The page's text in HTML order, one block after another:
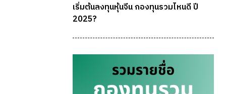
เริ่มต้นลงทุนหุ้นจีน กองทุนรวมไหนดี ปี
2025?